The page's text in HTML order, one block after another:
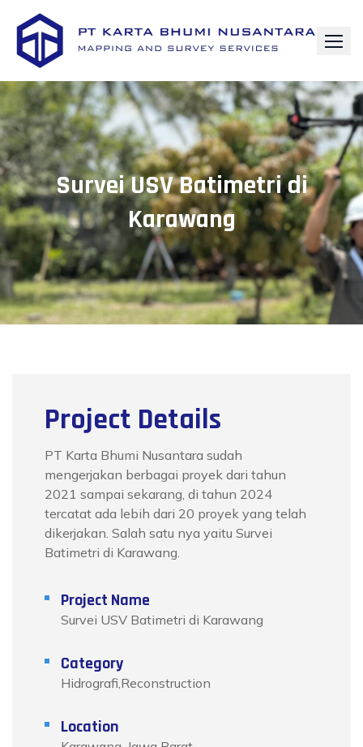
Survei USV Batimetri di
Karawang
Project Details
PT Karta Bhumi Nusantara sudah
mengerjakan berbagai proyek dari tahun
2021 sampai sekarang, di tahun 2024
tercatat ada lebih dari 20 proyek yang telah
dikerjakan. Salah satu nya yaitu Survei
Batimetri di Karawang.
Project Name
Survei USV Batimetri di Karawang
Category
Hidrografi,Reconstruction
Location